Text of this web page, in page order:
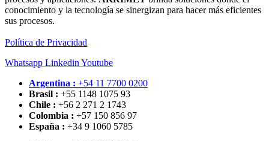
conocimiento y la tecnología se sinergizan para hacer más eficientes
sus procesos.
Política de Privacidad
Whatsapp Linkedin Youtube
Argentina : +54 11 7700 0200
Brasil : +55 1148 1075 93
Chile : +56 2 271 2 1743
Colombia : +57 150 856 97
España : +34 9 1060 5785